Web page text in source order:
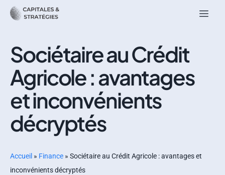
Sociétaire au Crédit
Agricole : avantages
et inconvénients
décryptés
Accueil » Finance » Sociétaire au Crédit Agricole : avantages et
inconvénients décryptés